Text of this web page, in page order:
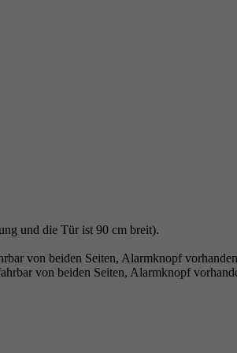
und die Tür ist 90 cm breit).
von beiden Seiten, Alarmknopf
von beiden Seiten, Alarmknopf